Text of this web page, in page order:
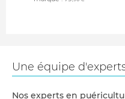
Une équipe
Nos experts en